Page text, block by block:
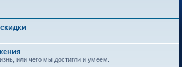
или чего мы достигли и умеем.